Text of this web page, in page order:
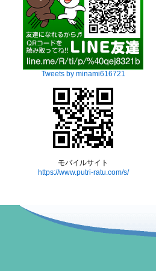
Tweets by minami616721
モバイルサイト
https://www.putri-ratu.com/s/